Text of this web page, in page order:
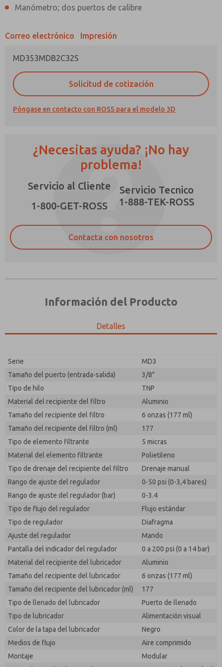
Manómetro; dos puertos de calibre
Correo electrónico Impresión
MD353MDB2C32S
Solicitud de cotización
Póngase en contacto con ROSS para el modelo 3D
¿Necesitas ayuda? ¡No hay
problema!
Servicio al Cliente
1-800-GET-ROSS
Servicio Tecnico
1-888-TEK-ROSS
Contacta con nosotros
Información del Producto
Detalles
Serie
MD3
Tamaño del puerto (entrada-salida)
3/8"
Tipo de hilo
TNP
Material del recipiente del filtro
Aluminio
Tamaño del recipiente del filtro
6 onzas (177 ml)
Tamaño del recipiente del filtro (ml)
177
Tipo de elemento filtrante
5 micras
Material del elemento filtrante
Polietileno
Tipo de drenaje del recipiente del filtro
Drenaje manual
Rango de ajuste del regulador
0-50 psi (0-3,4 bares)
Rango de ajuste del regulador (bar)
0-3.4
Tipo de flujo del regulador
Flujo estándar
Tipo de regulador
Diafragma
Ajuste del regulador
Mando
Pantalla del indicador del regulador
0 a 200 psi (0 a 14 bar)
Material del recipiente del lubricador
Aluminio
Tamaño del recipiente del lubricador
6 onzas (177 ml)
Tamaño del recipiente del lubricador (ml)
177
Tipo de llenado del lubricador
Puerto de llenado
Tipo de lubricador
Alimentación visual
Color de la tapa del lubricador
Negro
Medios de flujo
Aire comprimido
Montaje
Modular
características, capacidades del producto y más.
*Sí, he leído la política de privacidad y acepto que los
datos que proporcione se recopilarán y almacenarán
electrónicamente. Mis datos se utilizan únicamente
con fines estrictamente destinados a procesar y
responder a mi solicitud. Al enviar el formulario de
contacto, acepto el procesamiento.
Envíenme actualizaciones periódicas sobre
*Sí, he leído la política de privacidad y acepto que los
datos que proporcione se recopilarán y almacenarán
electrónicamente. Mis datos se utilizan únicamente
con fines estrictamente destinados a procesar y
responder a mi solicitud. Al enviar el formulario de
contacto, acepto el procesamiento.
¿Método de Contacto Preferido?
Correo Electrónico
Teléfono
Envíenme actualizaciones periódicas sobre
características, capacidades del producto y
que los datos que proporcione se recopilarán
y almacenarán electrónicamente. Mis datos se
utilizan únicamente con fines estrictamente
solicitud. Al enviar el formulario de contacto,
acepto el procesamiento.